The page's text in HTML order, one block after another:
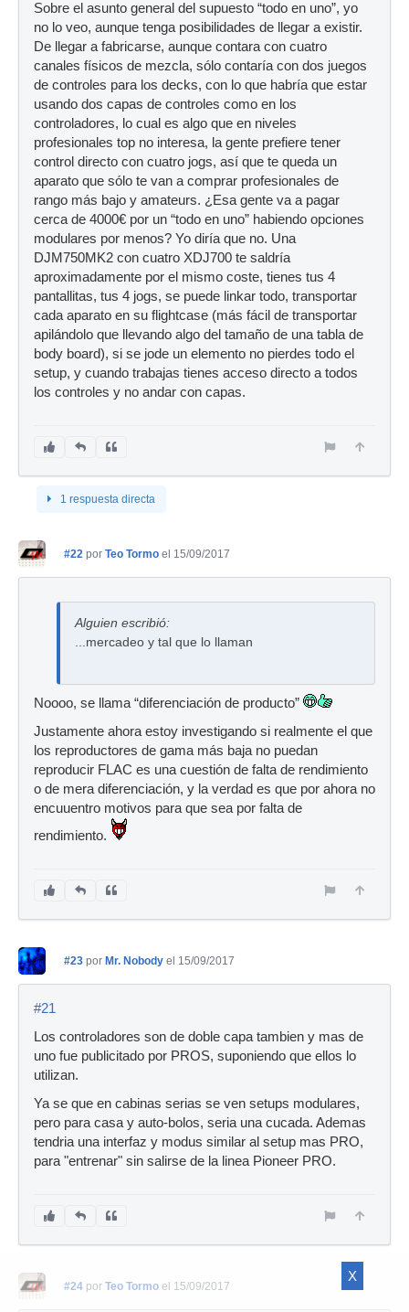
Sobre el asunto general del supuesto “todo en uno”, yo
no lo veo, aunque tenga posibilidades de llegar a existir.
De llegar a fabricarse, aunque contara con cuatro
canales físicos de mezcla, sólo contaría con dos juegos
de controles para los decks, con lo que habría que estar
usando dos capas de controles como en los
controladores, lo cual es algo que en niveles
profesionales top no interesa, la gente prefiere tener
control directo con cuatro jogs, así que te queda un
aparato que sólo te van a comprar profesionales de
rango más bajo y amateurs. ¿Esa gente va a pagar
cerca de 4000€ por un “todo en uno” habiendo opciones
modulares por menos? Yo diría que no. Una
DJM750MK2 con cuatro XDJ700 te saldría
aproximadamente por el mismo coste, tienes tus 4
pantallitas, tus 4 jogs, se puede linkar todo, transportar
cada aparato en su flightcase (más fácil de transportar
apilándolo que llevando algo del tamaño de una tabla de
body board), si se jode un elemento no pierdes todo el
setup, y cuando trabajas tienes acceso directo a todos
los controles y no andar con capas.
1 respuesta directa
#22 por Teo Tormo el 15/09/2017
Alguien escribió:
...mercadeo y tal que lo llaman
Noooo, se llama “diferenciación de producto”
Justamente ahora estoy investigando si realmente el que
los reproductores de gama más baja no puedan
reproducir FLAC es una cuestión de falta de rendimiento
o de mera diferenciación, y la verdad es que por ahora no
encuuentro motivos para que sea por falta de
rendimiento.
#23 por Mr. Nobody el 15/09/2017
#21
Los controladores son de doble capa tambien y mas de
uno fue publicitado por PROS, suponiendo que ellos lo
utilizan.
Ya se que en cabinas serias se ven setups modulares,
pero para casa y auto-bolos, seria una cucada. Ademas
tendria una interfaz y modus similar al setup mas PRO,
para "entrenar" sin salirse de la linea Pioneer PRO.
#24 por Teo Tormo el 15/09/2017
X